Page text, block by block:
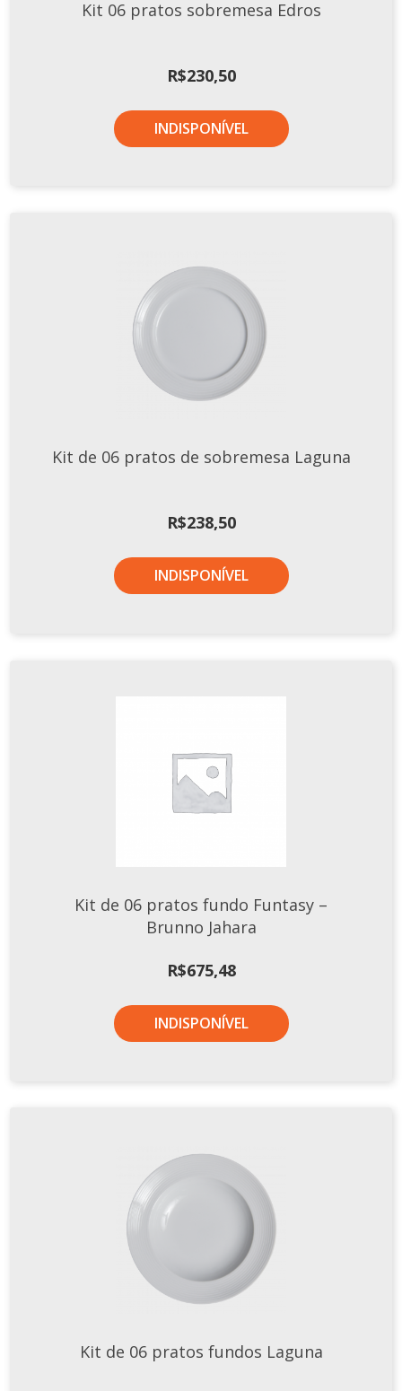
Kit 06 pratos sobremesa Edros
R$230,50
INDISPONÍVEL
Kit de 06 pratos de sobremesa Laguna
R$238,50
INDISPONÍVEL
Kit de 06 pratos fundo Funtasy –
Brunno Jahara
R$675,48
INDISPONÍVEL
Kit de 06 pratos fundos Laguna